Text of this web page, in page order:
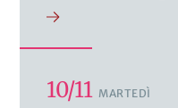
10/11 MARTEDÌ